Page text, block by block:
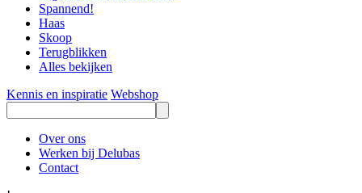
Spannend!
Haas
Skoop
Terugblikken
Alles bekijken
Kennis en inspiratie Webshop
Over ons
Werken bij Delubas
Contact